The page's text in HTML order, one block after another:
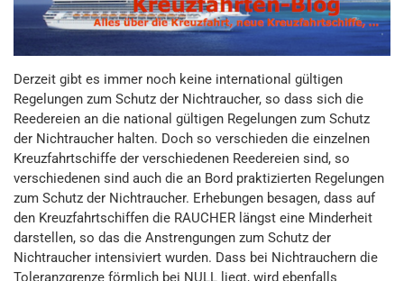
Derzeit gibt es immer noch keine international gültigen
Regelungen zum Schutz der Nichtraucher, so dass sich die
Reedereien an die national gültigen Regelungen zum Schutz
der Nichtraucher halten. Doch so verschieden die einzelnen
Kreuzfahrtschiffe der verschiedenen Reedereien sind, so
verschiedenen sind auch die an Bord praktizierten Regelungen
zum Schutz der Nichtraucher. Erhebungen besagen, dass auf
den Kreuzfahrtschiffen die RAUCHER längst eine Minderheit
darstellen, so das die Anstrengungen zum Schutz der
Nichtraucher intensiviert wurden. Dass bei Nichtrauchern die
Toleranzgrenze förmlich bei NULL liegt, wird ebenfalls